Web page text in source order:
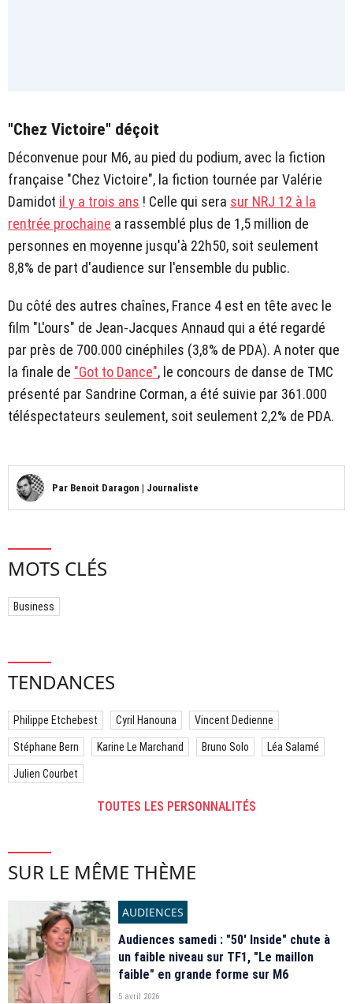
"Chez Victoire" déçoit
Déconvenue pour M6, au pied du podium, avec la fiction
française "Chez Victoire", la fiction tournée par Valérie
Damidot il y a trois ans ! Celle qui sera sur NRJ 12 à la
rentrée prochaine a rassemblé plus de 1,5 million de
personnes en moyenne jusqu'à 22h50, soit seulement
8,8% de part d'audience sur l'ensemble du public.
Du côté des autres chaînes, France 4 est en tête avec le
film "L'ours" de Jean-Jacques Annaud qui a été regardé
par près de 700.000 cinéphiles (3,8% de PDA). A noter que
la finale de "Got to Dance", le concours de danse de TMC
présenté par Sandrine Corman, a été suivie par 361.000
téléspectateurs seulement, soit seulement 2,2% de PDA.
Par Benoit Daragon | Journaliste
MOTS CLÉS
Business
TENDANCES
Philippe Etchebest Cyril Hanouna Vincent Dedienne
Stéphane Bern Karine Le Marchand Bruno Solo Léa Salamé
Julien Courbet
TOUTES LES PERSONNALITÉS
SUR LE MÊME THÈME
AUDIENCES
Audiences samedi : "50' Inside" chute à
un faible niveau sur TF1, "Le maillon
faible" en grande forme sur M6
5 avril 2026